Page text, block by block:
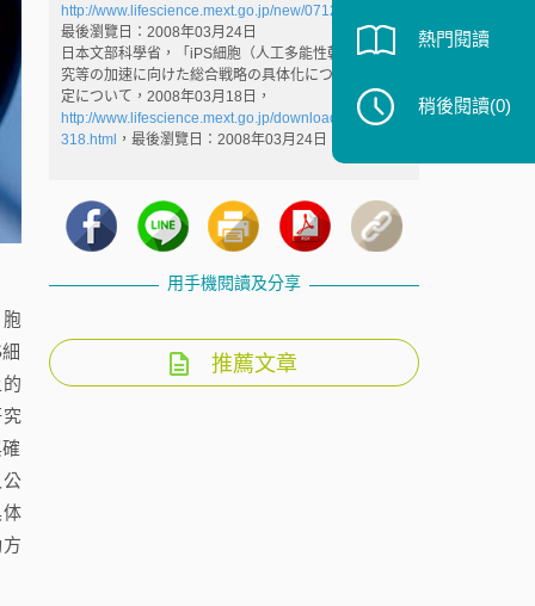
http://www.lifescience.mext.go.jp/new/071222.html
最後瀏覽日：2008年03月24日
日本文部科學省，「iPS細胞（人工多能性幹細胞）研
究等の加速に向けた総合戦略の具体化について」の策
定について，2008年03月18日，
http://www.lifescience.mext.go.jp/download/news/080
318.html ，最後瀏覽日：2008年03月24日
用手機閱讀及分享
推薦文章
熱門閱讀
稍後閱讀(0)